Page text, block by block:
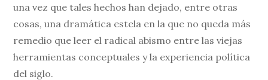
una vez que tales hechos han dejado, entre otras
cosas, una dramática estela en la que no queda más
remedio que leer el radical abismo entre las viejas
herramientas conceptuales y la experiencia política
del siglo.